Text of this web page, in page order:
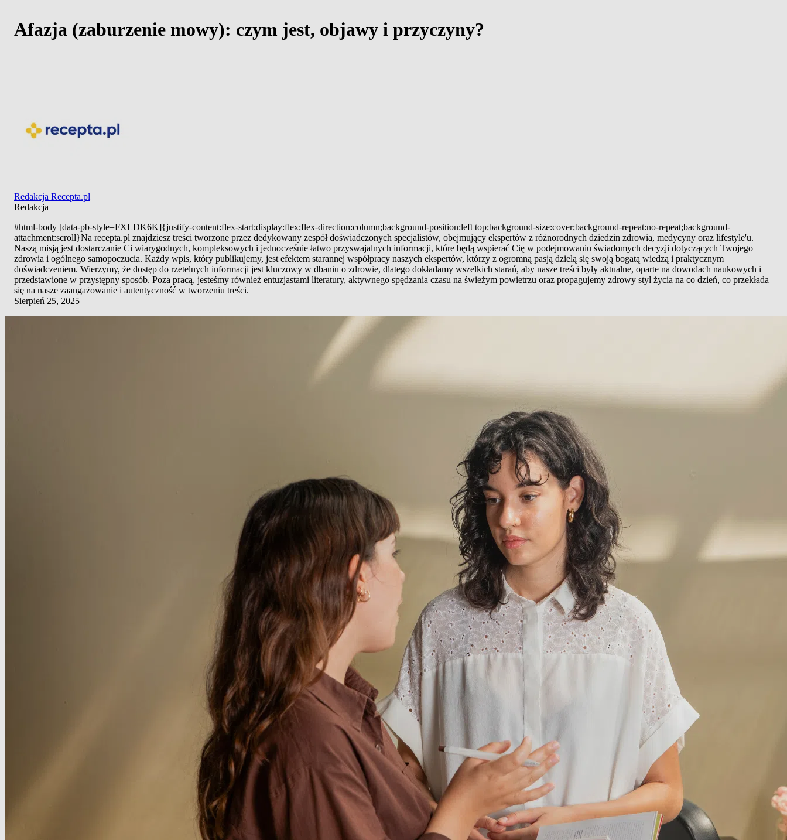
Afazja (zaburzenie mowy): czym jest, objawy i przyczyny?
Redakcja Recepta.pl
Redakcja
#html-body [data-pb-style=FXLDK6K]{justify-content:flex-start;display:flex;flex-direction:column;background-position:left top;background-size:cover;background-repeat:no-repeat;background-
attachment:scroll}Na recepta.pl znajdziesz treści tworzone przez dedykowany zespół doświadczonych specjalistów, obejmujący ekspertów z różnorodnych dziedzin zdrowia, medycyny oraz lifestyle'u.
Naszą misją jest dostarczanie Ci wiarygodnych, kompleksowych i jednocześnie łatwo przyswajalnych informacji, które będą wspierać Cię w podejmowaniu świadomych decyzji dotyczących Twojego
zdrowia i ogólnego samopoczucia. Każdy wpis, który publikujemy, jest efektem starannej współpracy naszych ekspertów, którzy z ogromną pasją dzielą się swoją bogatą wiedzą i praktycznym
doświadczeniem. Wierzymy, że dostęp do rzetelnych informacji jest kluczowy w dbaniu o zdrowie, dlatego dokładamy wszelkich starań, aby nasze treści były aktualne, oparte na dowodach naukowych i
przedstawione w przystępny sposób. Poza pracą, jesteśmy również entuzjastami literatury, aktywnego spędzania czasu na świeżym powietrzu oraz propagujemy zdrowy styl życia na co dzień, co przekłada
się na nasze zaangażowanie i autentyczność w tworzeniu treści.
Sierpień 25, 2025